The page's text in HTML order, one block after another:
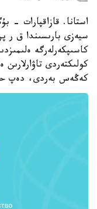
سيەزى بارىسىندا ق ر
كاسىپكەرلەرگە
كولىكتەردى
كەڭەس بەردى، دەپ